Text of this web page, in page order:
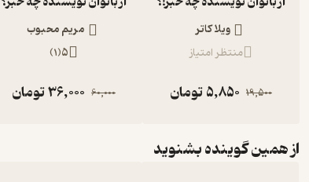
ویلا کاتر
منتظر امتیاز
19,500
5,850تومان
مریم محبوب
5
(
1
)
60,000
36,000تومان
از همین گوینده بشنوید